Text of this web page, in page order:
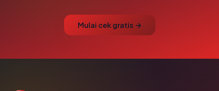
Mulai cek gratis →